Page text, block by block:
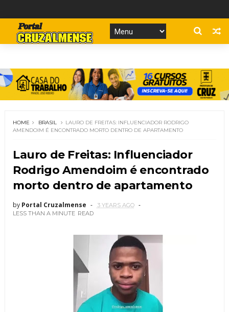
HOME BRASIL
LAURO DE FREITAS: INFLUENCIADOR RODRIGO
AMENDOIM É ENCONTRADO MORTO DENTRO DE APARTAMENTO
Lauro de Freitas: Influenciador
Rodrigo Amendoim é encontrado
morto dentro de apartamento
by Portal Cruzalmense
3 YEARS AGO
LESS THAN A MINUTE READ